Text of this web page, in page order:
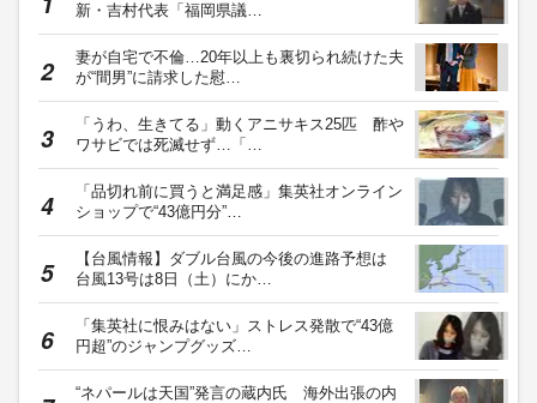
新・吉村代表「福岡県議…
妻が自宅で不倫…20年以上も裏切られ続けた夫
が“間男”に請求した慰…
「うわ、生きてる」動くアニサキス25匹 酢や
ワサビでは死滅せず…「…
「品切れ前に買うと満足感」集英社オンライン
ショップで“43億円分”…
【台風情報】ダブル台風の今後の進路予想は
台風13号は8日（土）にか…
「集英社に恨みはない」ストレス発散で“43億
円超”のジャンプグッズ…
“ネパールは天国”発言の蔵内氏 海外出張の内